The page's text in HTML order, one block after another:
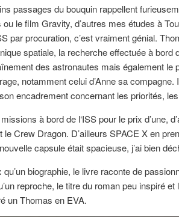
passages du bouquin rappellent
ou le film Gravity, d’autres mes études à
par procuration, c’est vraiment génial.
spatiale, la recherche effectuée à bord
des astronautes mais également
notamment celui d’Anne sa
encadrement concernant les priorités,
à bord de l‘ISS pour le prix d’une,
le Crew Dragon. D’ailleurs SPACE X en
capsule était spacieuse, j’ai bien
qu’un biographie, le livre raconte de
reproche, le titre du roman peu inspiré
un Thomas en EVA.